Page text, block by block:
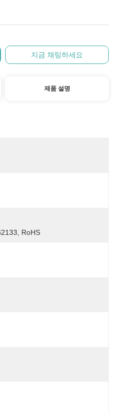
지금 채팅하세요
제품 설명
RoHS